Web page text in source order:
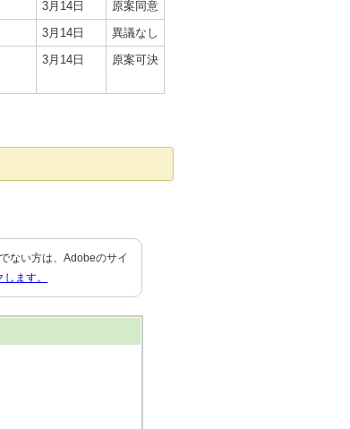
3月14日
原案同意
3月14日
異議なし
3月14日 原案可決
ない方は、Adobeのサイ
ます。